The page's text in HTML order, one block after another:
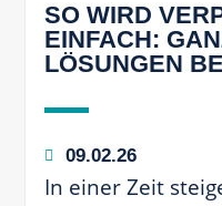
SO WIRD
EINFACH:
LÖSUNGEN
09.02.26
In einer Zeit